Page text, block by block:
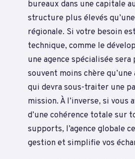
bureaux dans une capitale
structure plus élevés
régionale. Si votre besoin
technique, comme le
une agence spécialisée
souvent moins chère qu’une
qui devra sous-traiter une
mission. À l’inverse, si vous
d’une cohérence totale sur
supports, l’agence globale
gestion et simplifie vos